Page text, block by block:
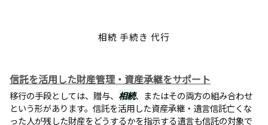
相続 手続き 代行
信託を活用した財産管理・資産承継をサポート
移行の手段としては、贈与、 相続、またはその両方の組み合わせ
という形があります。信託を活用した資産承継・遺言信託亡くな
った人が残した財産をどうするかを指示する遺言も信託の対象で